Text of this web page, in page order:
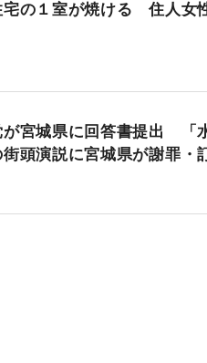
宅の１室が焼ける 住人女
が宮城県に回答書提出 「
頭演説に宮城県が謝罪・